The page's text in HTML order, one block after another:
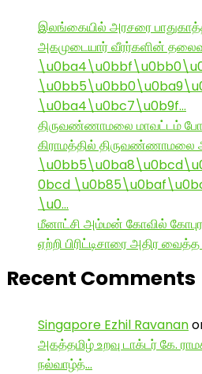
இலங்கையில் அரசரை
அகமுடையார் வீரர்களின்
\u0ba4\u0bc7\u0b9f…
திருவண்ணாமலை மாவட்டம்
கிராமத்தில் திருவண்ணாமலை
0bcd
\u0…
மீனாட்சி அம்மன் கோவில்
ஏற்றி பிரிட்டிசாரை அதிர
Recent Comments
Singapore Ezhil Ravanan
அகத்தமிழ் உறவு டாக்டர் கே.
நல்வாழ்த்…